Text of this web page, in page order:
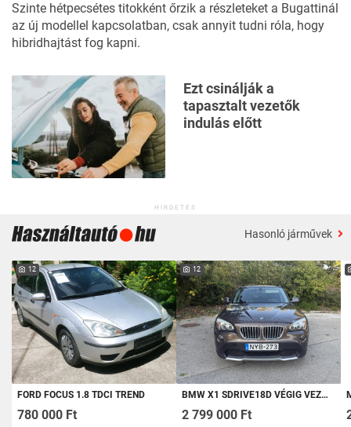
Szinte hétpecsétes titokként őrzik a részleteket a Bugattinál
az új modellel kapcsolatban, csak annyit tudni róla, hogy
hibridhajtást fog kapni.
Ezt csinálják a
tapasztalt vezetők
indulás előtt
HIRDETÉS
Hasonló járművek
12
FORD FOCUS 1.8 TDCI TREND
780 000 Ft
12
BMW X1 SDRIVE18D VÉGIG VEZETETT SZERVÍZKÖNYV
2 799 000 Ft